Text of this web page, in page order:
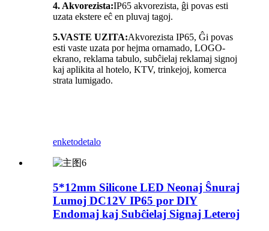
4. Akvorezista:IP65 akvorezista, ĝi povas esti
uzata ekstere eĉ en pluvaj tagoj.
5.VASTE UZITA:Akvorezista IP65, Ĝi povas
esti vaste uzata por hejma ornamado, LOGO-
ekrano, reklama tabulo, subĉielaj reklamaj signoj
kaj aplikita al hotelo, KTV, trinkejoj, komerca
strata lumigado.
enketodetalo
5*12mm Silicone LED Neonaj Ŝnuraj
Lumoj DC12V IP65 por DIY
Endomaj kaj Subĉielaj Signaj Leteroj